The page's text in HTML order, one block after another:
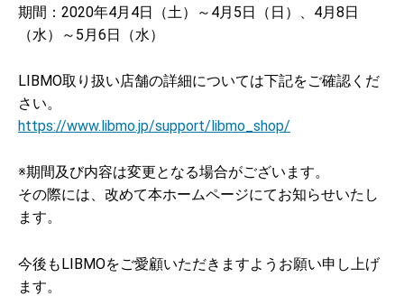
期間：2020年4月4日（土）～4月5日（日）、4月8日
（水）～5月6日（水）
LIBMO取り扱い店舗の詳細については下記をご確認くだ
さい。
https://www.libmo.jp/support/libmo_shop/
※期間及び内容は変更となる場合がございます。
その際には、改めて本ホームページにてお知らせいたし
ます。
今後もLIBMOをご愛顧いただきますようお願い申し上げ
ます。